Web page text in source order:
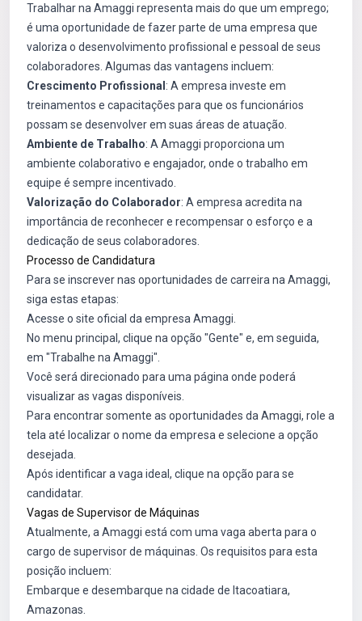
Trabalhar na Amaggi representa mais do que um emprego;
é uma oportunidade de fazer parte de uma empresa que
valoriza o desenvolvimento profissional e pessoal de seus
colaboradores. Algumas das vantagens incluem:
Crescimento Profissional : A empresa investe em
treinamentos e capacitações para que os funcionários
possam se desenvolver em suas áreas de atuação.
Ambiente de Trabalho: A Amaggi proporciona um
ambiente colaborativo e engajador, onde o trabalho em
equipe é sempre incentivado.
Valorização do Colaborador: A empresa acredita na
importância de reconhecer e recompensar o esforço e a
dedicação de seus colaboradores.
Processo de Candidatura
Para se inscrever nas oportunidades de carreira na Amaggi,
siga estas etapas:
Acesse o site oficial da empresa Amaggi
No menu principal, clique na opção "Gente" e, em seguida,
em "Trabalhe na Amaggi".
Você será direcionado para uma página onde poderá
visualizar as vagas disponíveis.
Para encontrar somente as oportunidades da Amaggi, role a
tela até localizar o nome da empresa e selecione a opção
desejada.
Após identificar a vaga ideal, clique na opção para se
candidatar.
Vagas de Supervisor de Máquinas
Atualmente, a Amaggi está com uma vaga aberta para o
cargo de supervisor de máquinas. Os requisitos para esta
posição incluem:
Embarque e desembarque na cidade de Itacoatiara,
Amazonas.